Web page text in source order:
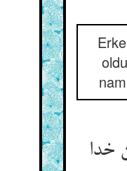
خدا